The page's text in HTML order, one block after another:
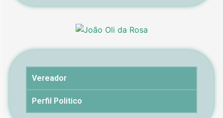
Vereador
Perfil Politico